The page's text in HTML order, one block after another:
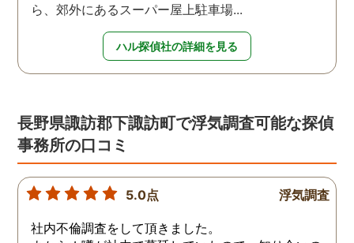
ら、郊外にあるスーパー屋上駐車場...
ハル探偵社の詳細を見る
長野県諏訪郡下諏訪町で浮気調査可能な探偵
事務所の口コミ
5.0点 浮気調査
社内不倫調査をして頂きました。